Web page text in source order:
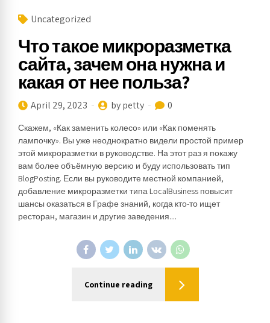
Uncategorized
Что такое микроразметка
сайта, зачем она нужна и
какая от нее польза?
April 29, 2023 by petty 0
Скажем, «Как заменить колесо» или «Как поменять
лампочку». Вы уже неоднократно видели простой пример
этой микроразметки в руководстве. На этот раз я покажу
вам более объёмную версию и буду использовать тип
BlogPosting. Если вы руководите местной компанией,
добавление микроразметки типа LocalBusiness повысит
шансы оказаться в Графе знаний, когда кто-то ищет
ресторан, магазин и другие заведения....
Continue reading